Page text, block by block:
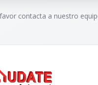
contacta a nuestro